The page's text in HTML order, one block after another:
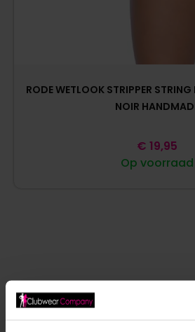
RODE WETLOOK STRIPPER
NOIR
Op voorraad
€ 19,95
ANDERE MENSEN